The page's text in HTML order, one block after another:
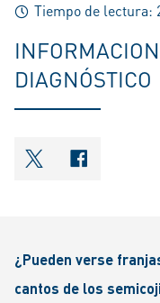
Tiempo de lectura:
DIAGNÓSTICO
shareOntwitter
¿Pueden verse
cantos de los